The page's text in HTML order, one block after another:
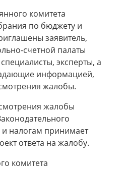
комитета
по бюджету и
заявитель,
счетной палаты
эксперты, а
информацией,
жалобы.
жалобы
налогам принимает
ответа на жалобу.
комитета